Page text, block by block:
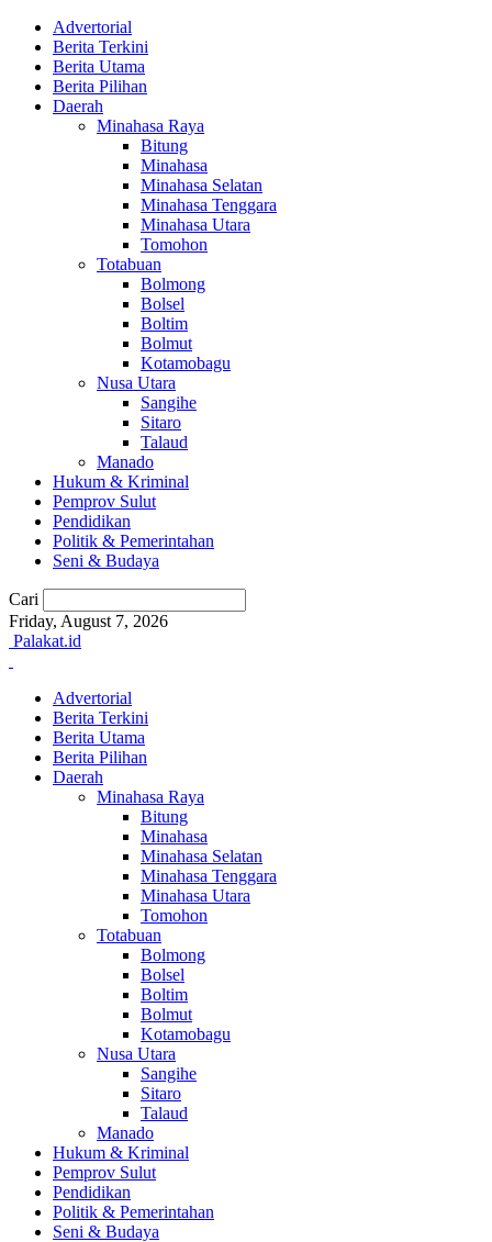
Advertorial
Berita Terkini
Berita Utama
Berita Pilihan
Daerah
Minahasa Raya
Bitung
Minahasa
Minahasa Selatan
Minahasa Tenggara
Minahasa Utara
Tomohon
Totabuan
Bolmong
Bolsel
Boltim
Bolmut
Kotamobagu
Nusa Utara
Sangihe
Sitaro
Talaud
Manado
Hukum & Kriminal
Pemprov Sulut
Pendidikan
Politik & Pemerintahan
Seni & Budaya
Cari
Friday, August 7, 2026
Palakat.id
Advertorial
Berita Terkini
Berita Utama
Berita Pilihan
Daerah
Minahasa Raya
Bitung
Minahasa
Minahasa Selatan
Minahasa Tenggara
Minahasa Utara
Tomohon
Totabuan
Bolmong
Bolsel
Boltim
Bolmut
Kotamobagu
Nusa Utara
Sangihe
Sitaro
Talaud
Manado
Hukum & Kriminal
Pemprov Sulut
Pendidikan
Politik & Pemerintahan
Seni & Budaya